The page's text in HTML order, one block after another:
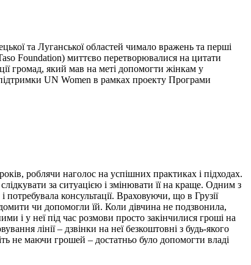
та Луганської областей чимало вражень та перші
Foundation) миттєво перетворювалися на цитати
громад, який мав на меті допомогти жінкам у
підтримки UN Women в рамках проекту Програми
роблячи наголос на успішних практиках і підходах.
за ситуацією і змінювати її на краще. Одним з
консультації. Враховуючи, що в Грузії
чи допомогли їй. Коли дівчина не подзвонила,
і у неї під час розмови просто закінчилися гроші на
лінії – дзвінки на неї безкоштовні з будь-якого
не маючи грошей – достатньо було допомогти владі